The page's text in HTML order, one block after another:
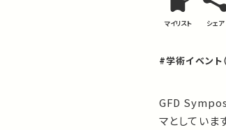
マイリスト シェア
#学術イベント
GFD
マとしていま